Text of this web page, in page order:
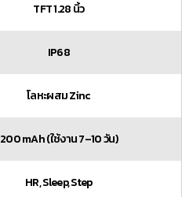
TFT 1.28 นิ้ว
IP68
โลหะผสม Zinc
200 mAh (ใช้งาน 7–10 วัน)
HR, Sleep, Step